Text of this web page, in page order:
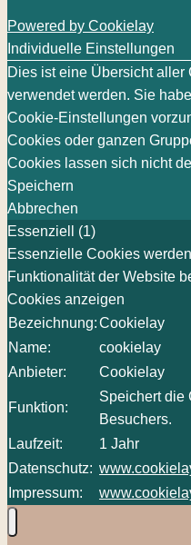
Powered by Cookielay
Individuelle Einstellungen
Dies ist eine Übersicht
verwendet werden. Sie
Cookie-Einstellungen
Cookies oder ganzen
Cookies lassen sich nicht
Speichern
Abbrechen
Essenziell (1)
Essenzielle Cookies
Funktionalität der Website
Cookies anzeigen
Bezeichnung:Cookielay
Name:
cookielay
Anbieter:
Cookielay
Funktion:
Speichert die
Besuchers.
Laufzeit:
1 Jahr
Datenschutz:
Impressum: